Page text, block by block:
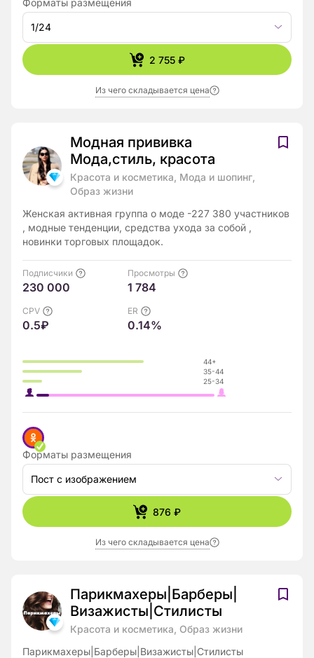
Форматы размещения
1/24
2 755 ₽
Из чего складывается цена
Модная прививка
Мода,стиль, красота
Красота и косметика, Мода и шопинг,
Образ жизни
Женская активная группа о моде -227 380 участников
, модные тенденции, средства ухода за собой ,
новинки торговых площадок.
44+
35-44
25-34
Подписчики
230 000
Просмотры
1 784
CPV
0.5₽
ER
0.14%
Форматы размещения
Пост с изображением
876 ₽
Из чего складывается цена
Парикмахеры|Барберы|
Визажисты|Стилисты
Красота и косметика, Образ жизни
Парикмахеры|Барберы|Визажисты|Стилисты